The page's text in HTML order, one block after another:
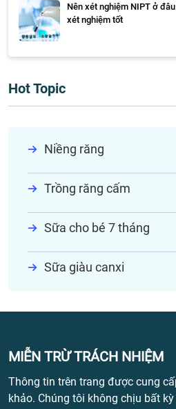
Nên xét nghiệm NIPT ở
xét nghiệm tốt
Hot Topic
Niềng răng
Trồng răng cấm
Sữa cho bé 7 tháng
Sữa giàu canxi
MIỄN TRỪ TRÁCH NHIỆM
Thông tin trên trang được cung
khảo. Chúng tôi không chịu bất